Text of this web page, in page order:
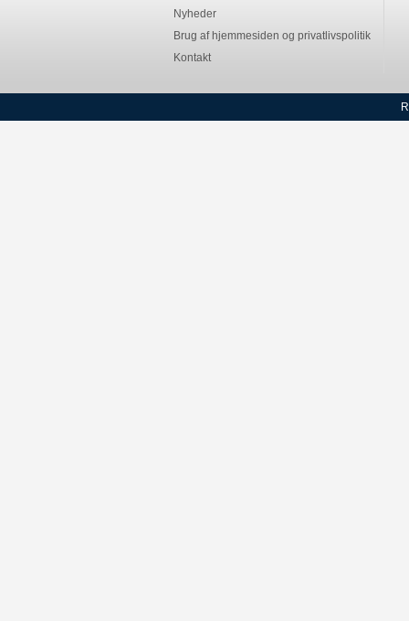
Nyheder
Brug af hjemmesiden og privatlivspolitik
Kontakt